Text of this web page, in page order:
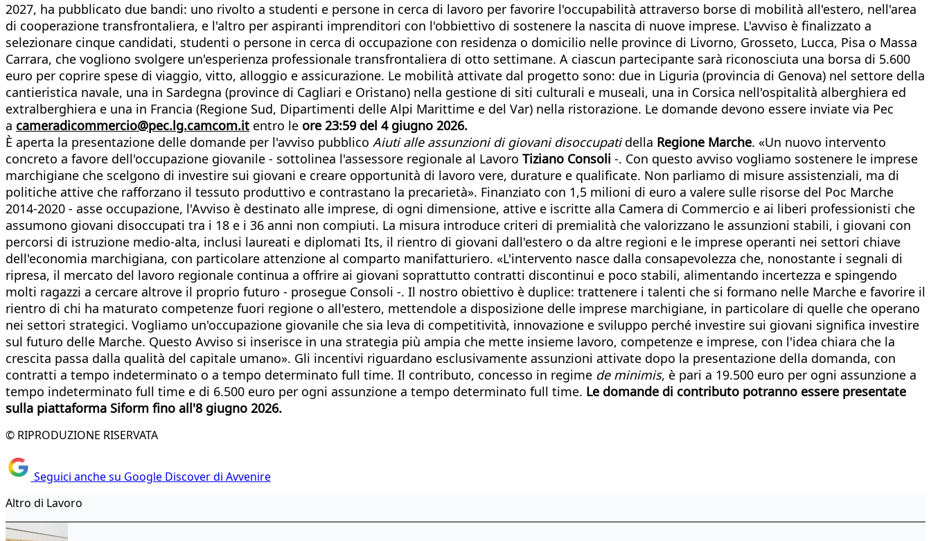
2027, ha pubblicato due bandi: uno rivolto a studenti e persone in cerca di lavoro per favorire l'occupabilità attraverso borse di mobilità all'estero, nell'area
di cooperazione transfrontaliera, e l'altro per aspiranti imprenditori con l'obbiettivo di sostenere la nascita di nuove imprese. L'avviso è finalizzato a
selezionare cinque candidati, studenti o persone in cerca di occupazione con residenza o domicilio nelle province di Livorno, Grosseto, Lucca, Pisa o Massa
Carrara, che vogliono svolgere un'esperienza professionale transfrontaliera di otto settimane. A ciascun partecipante sarà riconosciuta una borsa di 5.600
euro per coprire spese di viaggio, vitto, alloggio e assicurazione. Le mobilità attivate dal progetto sono: due in Liguria (provincia di Genova) nel settore della
cantieristica navale, una in Sardegna (province di Cagliari e Oristano) nella gestione di siti culturali e museali, una in Corsica nell'ospitalità alberghiera ed
extralberghiera e una in Francia (Regione Sud, Dipartimenti delle Alpi Marittime e del Var) nella ristorazione. Le domande devono essere inviate via Pec
a cameradicommercio@pec.lg.camcom.it entro le ore 23:59 del 4 giugno 2026.
È aperta la presentazione delle domande per l'avviso pubblico Aiuti alle assunzioni di giovani disoccupatidella Regione Marche. «Un nuovo intervento
concreto a favore dell'occupazione giovanile - sottolinea l'assessore regionale al Lavoro Tiziano Consoli -. Con questo avviso vogliamo sostenere le imprese
marchigiane che scelgono di investire sui giovani e creare opportunità di lavoro vere, durature e qualificate. Non parliamo di misure assistenziali, ma di
politiche attive che rafforzano il tessuto produttivo e contrastano la precarietà». Finanziato con 1,5 milioni di euro a valere sulle risorse del Poc Marche
2014-2020 - asse occupazione, l'Avviso è destinato alle imprese, di ogni dimensione, attive e iscritte alla Camera di Commercio e ai liberi professionisti che
assumono giovani disoccupati tra i 18 e i 36 anni non compiuti. La misura introduce criteri di premialità che valorizzano le assunzioni stabili, i giovani con
percorsi di istruzione medio-alta, inclusi laureati e diplomati Its, il rientro di giovani dall'estero o da altre regioni e le imprese operanti nei settori chiave
dell'economia marchigiana, con particolare attenzione al comparto manifatturiero. «L'intervento nasce dalla consapevolezza che, nonostante i segnali di
ripresa, il mercato del lavoro regionale continua a offrire ai giovani soprattutto contratti discontinui e poco stabili, alimentando incertezza e spingendo
molti ragazzi a cercare altrove il proprio futuro - prosegue Consoli -. Il nostro obiettivo è duplice: trattenere i talenti che si formano nelle Marche e favorire il
rientro di chi ha maturato competenze fuori regione o all'estero, mettendole a disposizione delle imprese marchigiane, in particolare di quelle che operano
nei settori strategici. Vogliamo un'occupazione giovanile che sia leva di competitività, innovazione e sviluppo perché investire sui giovani significa investire
sul futuro delle Marche. Questo Avviso si inserisce in una strategia più ampia che mette insieme lavoro, competenze e imprese, con l'idea chiara che la
crescita passa dalla qualità del capitale umano». Gli incentivi riguardano esclusivamente assunzioni attivate dopo la presentazione della domanda, con
contratti a tempo indeterminato o a tempo determinato full time. Il contributo, concesso in regime de minimis, è pari a 19.500 euro per ogni assunzione a
tempo indeterminato full time e di 6.500 euro per ogni assunzione a tempo determinato full time. Le domande di contributo potranno essere presentate
sulla piattaforma Siform fino all'8 giugno 2026.
© RIPRODUZIONE RISERVATA
Seguici anche su Google Discover di Avvenire
Altro di Lavoro